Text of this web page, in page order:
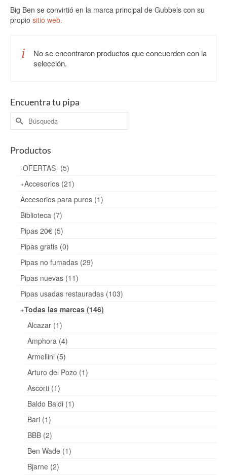
Big Ben se convirtió en la marca principal de Gubbels con su
propio sitio web.
No se encontraron productos que concuerden con la
selección.
Encuentra tu pipa
Buscar
por:
Productos
-OFERTAS- (5)
Accesorios (21)
Accesorios para puros (1)
Biblioteca (7)
Pipas 20€ (5)
Pipas gratis (0)
Pipas no fumadas (29)
Pipas nuevas (11)
Pipas usadas restauradas (103)
Todas las marcas (146)
Alcazar (1)
Amphora (4)
Armellini (5)
Arturo del Pozo (1)
Ascorti (1)
Baldo Baldi (1)
Bari (1)
BBB (2)
Ben Wade (1)
Bjarne (2)